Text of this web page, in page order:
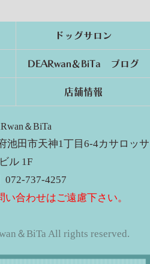
ドッグサロン
DEARwan＆BiTa ブログ
店舗情報
＆BiTa
池田市天神1丁目6-4カサロッサ
ビル 1F
072-737-4257
合わせはご遠慮下さい。
＆BiTa All rights reserved.